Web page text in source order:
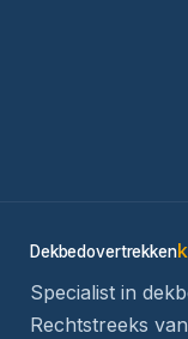
Dekbedovertrekken
Specialist in
Rechtstreeks